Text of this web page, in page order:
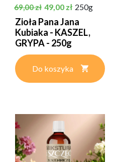
Cena podstawowa
69,00 zł Cena
49,00 zł 250g
Zioła Pana Jana
Kubiaka - KASZEL,
GRYPA - 250g
Do koszyka